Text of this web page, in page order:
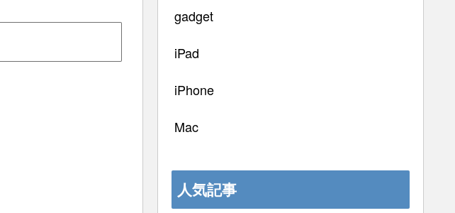
gadget
iPad
iPhone
Mac
人気記事